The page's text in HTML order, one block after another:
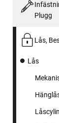
Plugg
Lås,
Lås